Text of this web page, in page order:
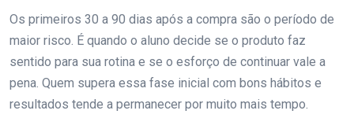
Os primeiros 30 a 90 dias após a compra são o período de
maior risco. É quando o aluno decide se o produto faz
sentido para sua rotina e se o esforço de continuar vale a
pena. Quem supera essa fase inicial com bons hábitos e
resultados tende a permanecer por muito mais tempo.